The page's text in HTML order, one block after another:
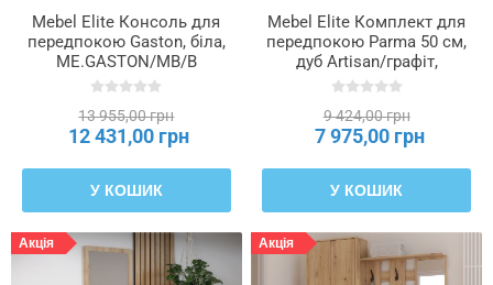
Ширина
меблів
Mebel Elite Консоль для
передпокою Gaston, біла,
ME.GASTON/MB/B
13 955,00 грн
12 431,00 грн
У КОШИК
Mebel Elite Комплект для
передпокою Parma 50 см,
дуб Artisan/графіт,
W.PARMA/80/DA/PRZEDPO/
9 424,00 грн
7 975,00 грн
У КОШИК
Акція Акція